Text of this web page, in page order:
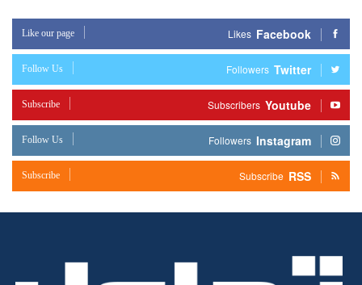
Facebook
Likes
Like our page
Twitter
Followers
Follow Us
Youtube
Subscribers
Subscribe
Instagram
Followers
Follow Us
RSS
Subscribe
Subscribe